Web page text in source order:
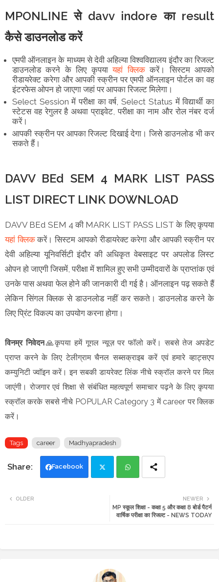
MPONLINE से davv indore का result
कैसे डाउनलोड करें
एमपी ऑनलाइन के माध्यम से देवी अहिल्या विश्वविद्यालय इंदौर का रिजल्ट
डाउनलोड करने के लिए कृपयायहां क्लिककरें। सिस्टम आपको
रीडायरेक्ट करेगा और आपकी स्क्रीन पर एमपी ऑनलाइन पोर्टल का वह
इंटरफेस ओपन हो जाएगा जहां पर आपका रिजल्ट मिलेगा।
Select Session में परीक्षा का वर्ष, Select Status में विद्यार्थी का
स्टेटस वह रेगुलर है अथवा प्राइवेट, परीक्षा का नाम और रोल नंबर दर्ज
करें।
आपकी स्क्रीन पर आपका रिजल्ट दिखाई देगा। जिसे डाउनलोड भी कर
सकते हैं।
DAVV BEd SEM 4 MARK LIST PASS
LIST DIRECT LINK DOWNLOAD
DAVV BEd SEM 4 की MARK LIST PASS LIST के लिए कृपया
यहां क्लिककरें। सिस्टम आपको रीडायरेक्ट करेगा और आपकी स्क्रीन पर
देवी अहिल्या यूनिवर्सिटी इंदौर की अधिकृत वेबसाइट पर अपलोड लिस्ट
ओपन हो जाएगी जिसमें, परीक्षा में शामिल हुए सभी उम्मीदवारों के प्राप्तांक एवं
उनके पास अथवा फेल होने की जानकारी दी गई है। ऑनलाइन पढ़ सकते हैं
लेकिन सिंगल क्लिक से डाउनलोड नहीं कर सकते। डाउनलोड करने के
लिए प्रिंट विकल्प का उपयोग करना होगा।
विनम्र निवेदन🙏कृपया हमें गूगल न्यूज़ पर फॉलो करें। सबसे तेज अपडेट
प्राप्त करने के लिए टेलीग्राम चैनल सब्सक्राइब करें एवं हमारे व्हाट्सएप
कम्युनिटी ज्वॉइन करें। इन सबकी डायरेक्ट लिंक नीचे स्क्रॉल करने पर मिल
जाएंगी। रोजगार एवं शिक्षा से संबंधित महत्वपूर्ण समाचार पढ़ने के लिए कृपया
स्क्रॉल करके सबसे नीचे POPULAR Category 3 में career पर क्लिक
करें।
Tags career Madhyapradesh
Facebook
ats
NEWER
MP स्कूल शिक्षा - कक्षा 5 और कक्षा 8 बोर्ड पैटर्न
वार्षिक परीक्षा का रिजल्ट - NEWS TODAY
OLDER